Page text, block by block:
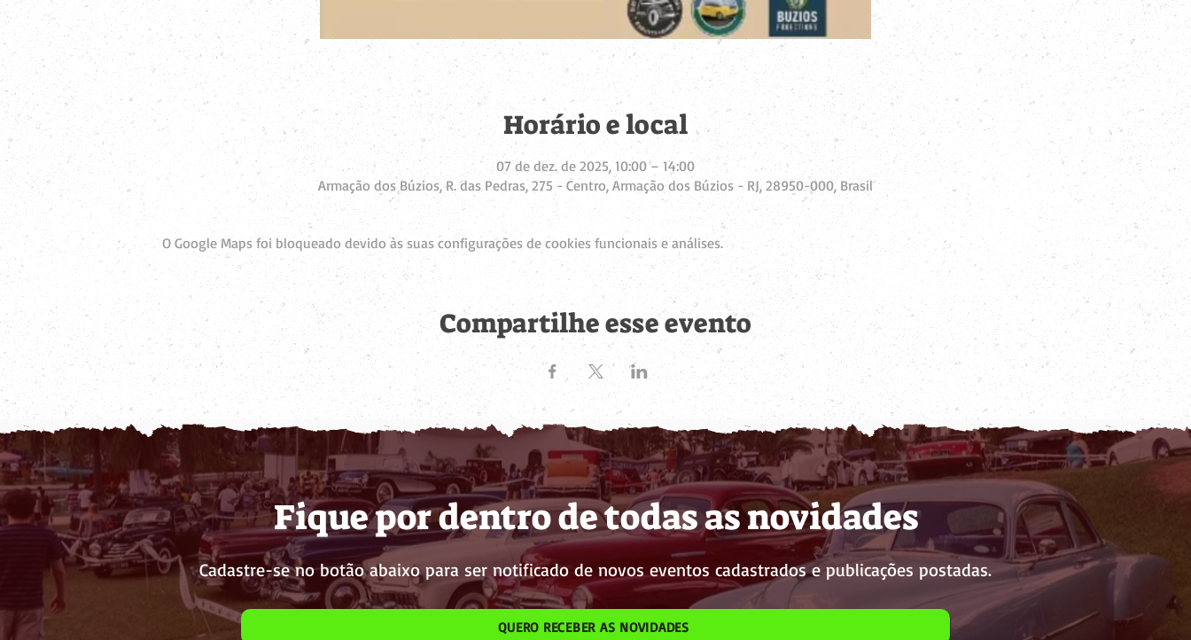
Horário e local
07 de dez. de 2025, 10:00 – 14:00
Armação dos Búzios, R. das Pedras, 275 - Centro, Armação dos Búzios - RJ, 28950-000, Brasil
O Google Maps foi bloqueado devido às suas configurações de cookies funcionais e análises.
Compartilhe esse evento
QUERO RECEBER AS NOVIDADES
Cadastre-se no botão abaixo para ser notificado de novos eventos cadastrados e publicações postadas.
Fique por dentro de todas as novidades